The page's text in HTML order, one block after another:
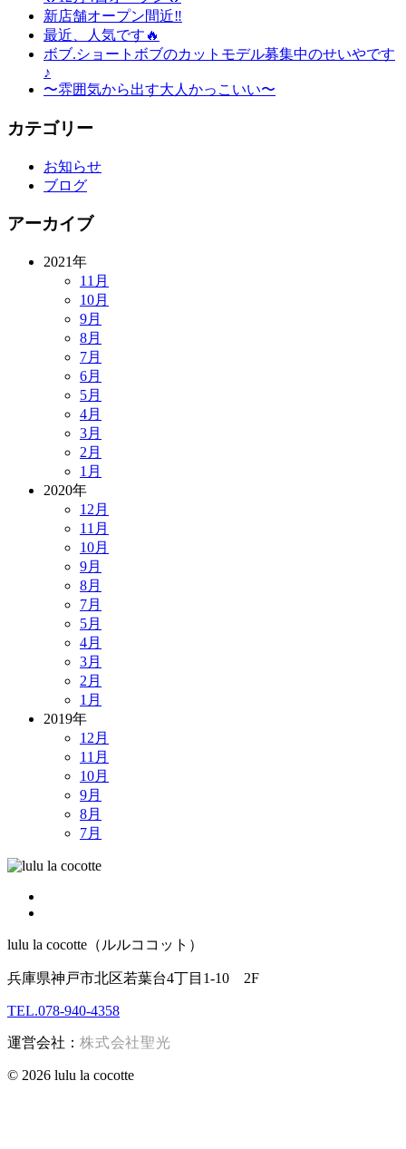
新店舗オープン間近‼️
最近、人気です🔥
ボブ.ショートボブのカットモデル募集中のせいやです
♪
〜雰囲気から出す大人かっこいい〜
カテゴリー
お知らせ
ブログ
アーカイブ
2021年
11月
10月
9月
8月
7月
6月
5月
4月
3月
2月
1月
2020年
12月
11月
10月
9月
8月
7月
5月
4月
3月
2月
1月
2019年
12月
11月
10月
9月
8月
7月
lulu la cocotte（ルルココット）
兵庫県神戸市北区若葉台4丁目1-10 2F
TEL.078-940-4358
運営会社： 株式会社聖光
© 2026 lulu la cocotte